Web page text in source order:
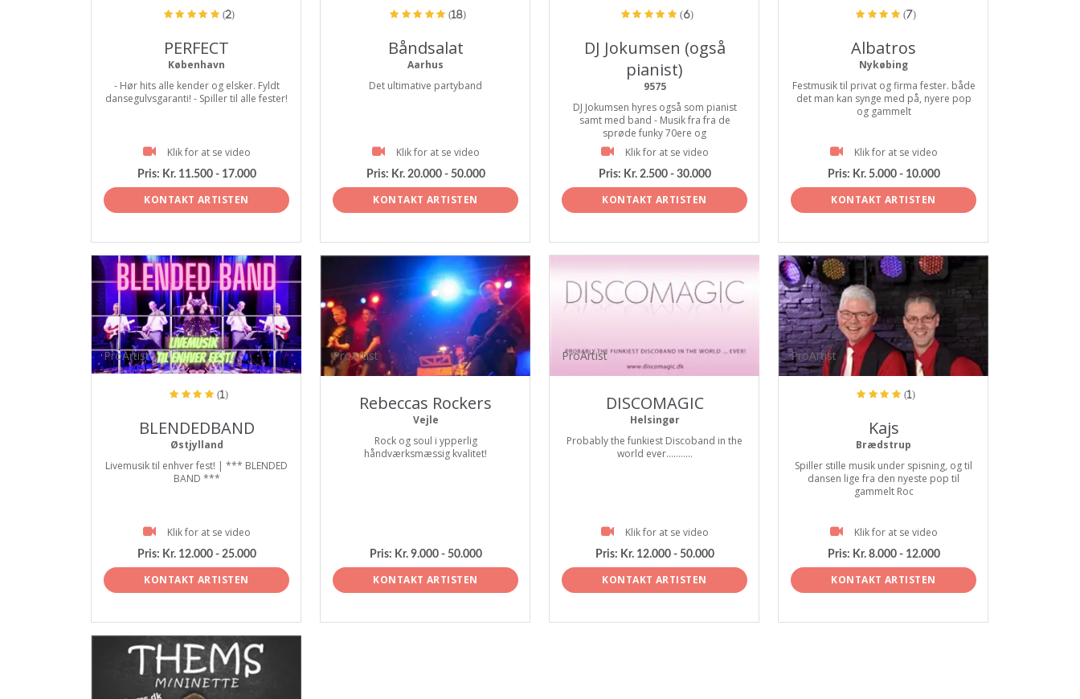
(2)
PERFECT
København
- Hør hits alle kender og elsker. Fyldt
dansegulvsgaranti! - Spiller til alle fester!
Klik for at se video
Pris: Kr. 11.500 - 17.000
KONTAKT ARTISTEN
(18)
Båndsalat
Aarhus
Det ultimative partyband
Klik for at se video
Pris: Kr. 20.000 - 50.000
KONTAKT ARTISTEN
(6)
DJ Jokumsen (også
pianist)
9575
DJ Jokumsen hyres også som pianist
samt med band - Musik fra fra de
sprøde funky 70ere og
Klik for at se video
Pris: Kr. 2.500 - 30.000
KONTAKT ARTISTEN
(7)
Albatros
Nykøbing
Festmusik til privat og firma fester. både
det man kan synge med på, nyere pop
og gammelt
Klik for at se video
Pris: Kr. 5.000 - 10.000
KONTAKT ARTISTEN
ProArtist
(1)
BLENDEDBAND
Østjylland
Livemusik til enhver fest! | *** BLENDED
BAND ***
Klik for at se video
Pris: Kr. 12.000 - 25.000
KONTAKT ARTISTEN
ProArtist
Rebeccas Rockers
Vejle
Rock og soul i ypperlig
håndværksmæssig kvalitet!
Pris: Kr. 9.000 - 50.000
KONTAKT ARTISTEN
ProArtist
DISCOMAGIC
Helsingør
Probably the funkiest Discoband in the
world ever...........
Klik for at se video
Pris: Kr. 12.000 - 50.000
KONTAKT ARTISTEN
ProArtist
(1)
Kajs
Brædstrup
Spiller stille musik under spisning, og til
dansen lige fra den nyeste pop til
gammelt Roc
Klik for at se video
Pris: Kr. 8.000 - 12.000
KONTAKT ARTISTEN